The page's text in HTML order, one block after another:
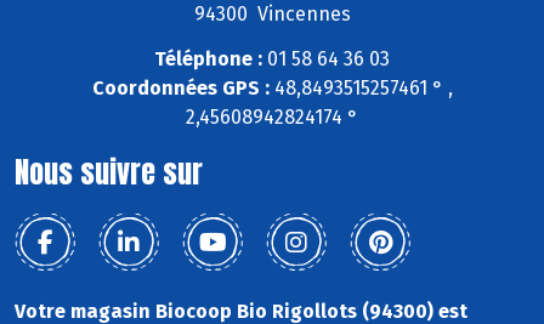
94300 Vincennes
Téléphone : 01 58 64 36 03
Coordonnées GPS :48,8493515257461 ° ,
2,45608942824174 °
Nous suivre sur
Votre magasin Biocoop Bio Rigollots (94300) est